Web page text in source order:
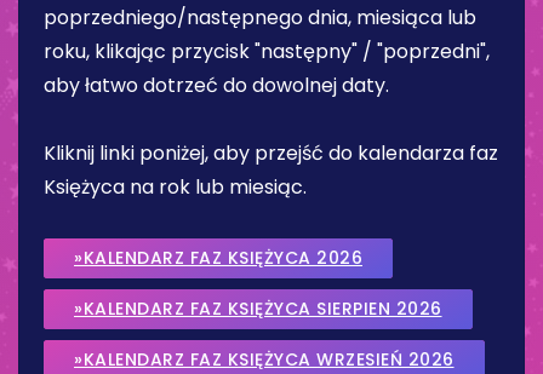
poprzedniego/następnego dnia, miesiąca lub
roku, klikając przycisk "następny" / "poprzedni",
aby łatwo dotrzeć do dowolnej daty.
Kliknij linki poniżej, aby przejść do kalendarza faz
Księżyca na rok lub miesiąc.
»KALENDARZ FAZ KSIĘŻYCA 2026
»KALENDARZ FAZ KSIĘŻYCA SIERPIEN 2026
»KALENDARZ FAZ KSIĘŻYCA WRZESIEŃ 2026